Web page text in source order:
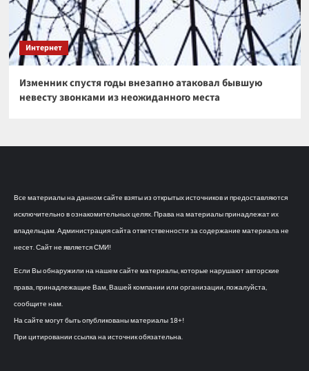
Интернет
Изменник спустя годы внезапно атаковал бывшую
невесту звонками из неожиданного места
Все материалы на данном сайте взяты из открытых источников и предоставляются
исключительно в ознакомительных целях. Права на материалы принадлежат их
владельцам. Администрация сайта ответственности за содержание материала не
несет. Сайт не является СМИ!
Если Вы обнаружили на нашем сайте материалы, которые нарушают авторские
права, принадлежащие Вам, Вашей компании или организации, пожалуйста,
сообщите нам.
На сайте могут быть опубликованы материалы 18+!
При цитировании ссылка на источник обязательна.